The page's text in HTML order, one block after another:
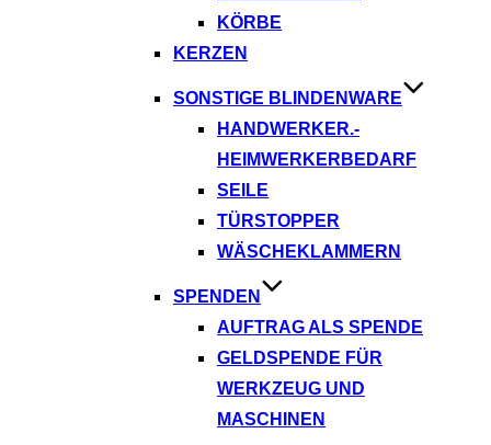
KÖRBE
KERZEN
SONSTIGE BLINDENWARE
HANDWERKER.-
HEIMWERKERBEDARF
SEILE
TÜRSTOPPER
WÄSCHEKLAMMERN
SPENDEN
AUFTRAG ALS SPENDE
GELDSPENDE FÜR
WERKZEUG UND
MASCHINEN